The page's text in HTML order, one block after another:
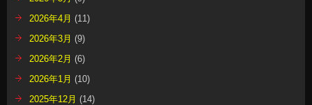
2026年4月 (11)
2026年3月 (9)
2026年2月 (6)
2026年1月 (10)
2025年12月 (14)